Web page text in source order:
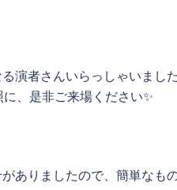
演者さんいらっしゃいまし
、是非ご来場ください✨
ありましたので、簡単なも